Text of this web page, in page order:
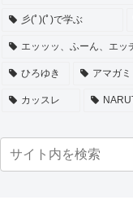
彡(ﾟ)(ﾟ)で学ぶ
エッッッ、ふーん、エッ
ひろゆき アマガミ
カッスレ